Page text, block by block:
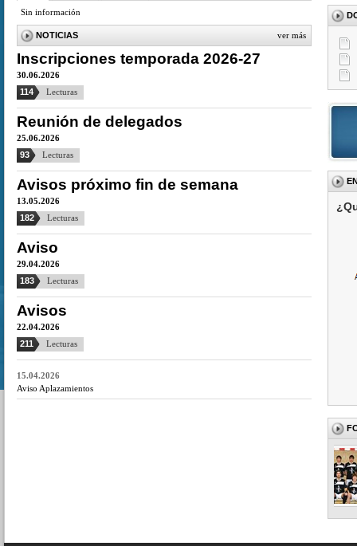
Sin información
NOTICIAS ver más
Inscripciones temporada 2026-27
30.06.2026
114
Lecturas
Reunión de delegados
25.06.2026
93
Lecturas
Avisos próximo fin de semana
13.05.2026
182
Lecturas
Aviso
29.04.2026
183
Lecturas
Avisos
22.04.2026
211
Lecturas
15.04.2026
Aviso Aplazamientos